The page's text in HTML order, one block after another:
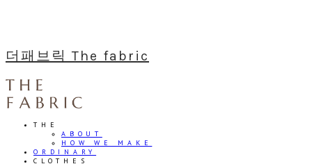
더패브릭 The fabric
THE
ABOUT
HOW WE MAKE
ORDINARY
CLOTHES